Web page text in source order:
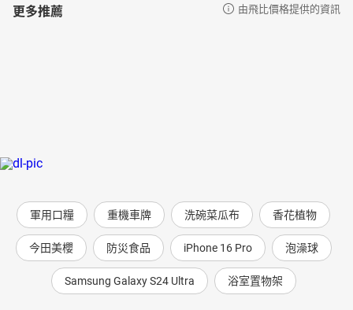
更多推薦 由飛比價格提供的資訊
軍用口糧 重機車牌 洗碗菜瓜布 香花植物
今田美櫻 防災食品 iPhone 16 Pro 泡澡球
Samsung Galaxy S24 Ultra 浴室置物架